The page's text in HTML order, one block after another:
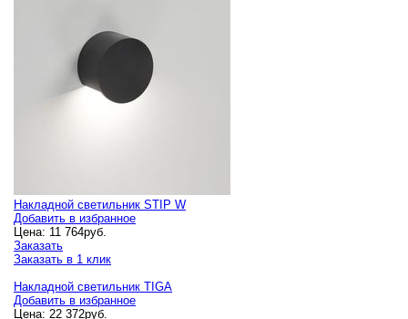
Накладной светильник STIP W
Добавить в избранное
Цена: 11 764руб.
Заказать
Заказать в 1 клик
Накладной светильник TIGA
Добавить в избранное
Цена: 22 372руб.